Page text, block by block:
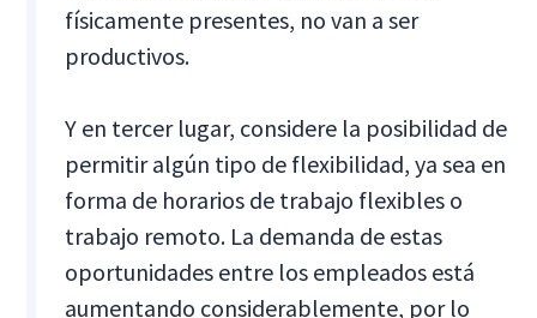
físicamente presentes, no van a ser
productivos.
Y en tercer lugar, considere la posibilidad de
permitir algún tipo de flexibilidad, ya sea en
forma de horarios de trabajo flexibles o
trabajo remoto. La demanda de estas
oportunidades entre los empleados está
aumentando considerablemente, por lo